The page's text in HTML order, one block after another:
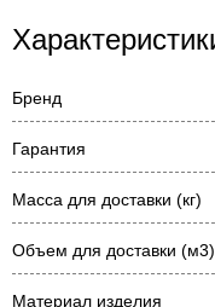
Бренд
Гарантия
Масса для доставки (кг)
Объем для доставки (м3)
Материал изделия